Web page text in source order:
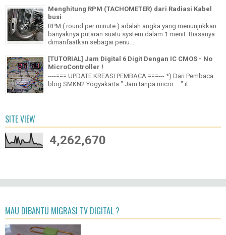
Menghitung RPM (TACHOMETER) dari Radiasi Kabel
busi
RPM ( round per minute ) adalah angka yang menunjukkan
banyaknya putaran suatu system dalam 1 menit. Biasanya
dimanfaatkan sebagai penu...
[TUTORIAL] Jam Digital 6 Digit Dengan IC CMOS - No
MicroController !
----=== UPDATE KREASI PEMBACA ===--- *) Dari Pembaca
blog SMKN2 Yogyakarta " Jam tanpa micro ...." it...
SITE VIEW
4,262,670
MAU DIBANTU MIGRASI TV DIGITAL ?